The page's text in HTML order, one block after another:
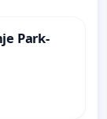
Park-